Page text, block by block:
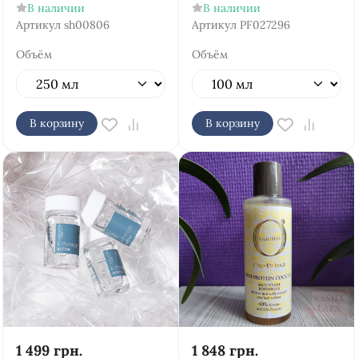
В наличии
Артикул sh00806
Объём
В корзину
В наличии
Артикул PF027296
Объём
В корзину
1 499 грн. 1 848 грн.